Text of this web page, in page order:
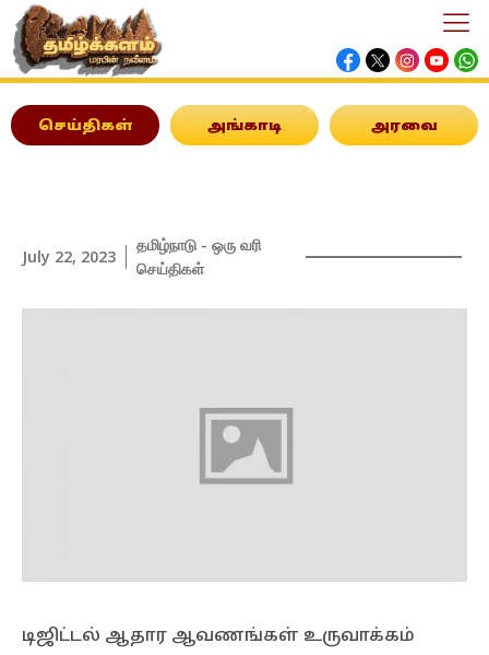
செய்திகள் அங்காடி அரவை
July 22, 2023
தமிழ்நாடு - ஒரு வரி
செய்திகள்
டிஜிட்டல் ஆதார ஆவணங்கள் உருவாக்கம்